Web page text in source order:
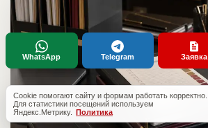
Cookie помогают сайту и формам работать корректно.
Для статистики посещений используем
Яндекс.Метрику. Политика
WhatsApp Telegram Заявка